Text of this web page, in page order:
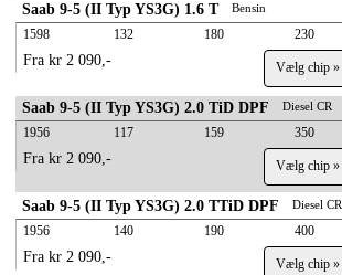
Saab 9-5 (II Typ YS3G) 1.6 T Bensin
1598 132 180 230
Fra kr 2 090,- Vælg chip »
Saab 9-5 (II Typ YS3G) 2.0 TiD DPF Diesel CR
1956 117 159 350
Fra kr 2 090,- Vælg chip »
Saab 9-5 (II Typ YS3G) 2.0 TTiD DPF Diesel CR
1956 140 190 400
Fra kr 2 090,- Vælg chip »